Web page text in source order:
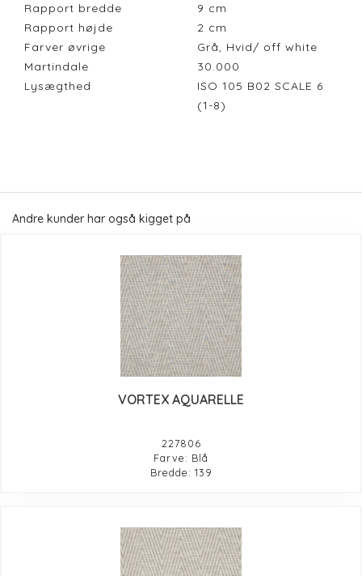
Rapport bredde
9 cm
Rapport højde
2 cm
Farver øvrige
Grå, Hvid/ off white
Martindale
30.000
Lysægthed
ISO 105 B02 SCALE 6
(1-8)
Andre kunder har også kigget på
VORTEX AQUARELLE
227806
Farve: Blå
Bredde: 139